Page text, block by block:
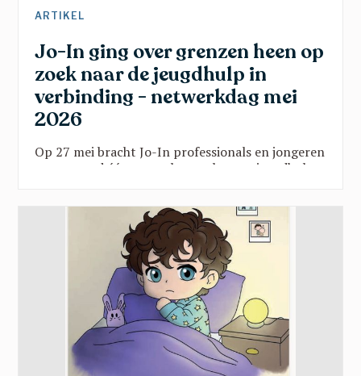
ARTIKEL
Jo-In ging over grenzen heen op
zoek naar de jeugdhulp in
verbinding - netwerkdag mei
2026
Op 27 mei bracht Jo-In professionals en jongeren
samen rond één vraag: hoe maken we jeugdhulp
doorbreek verkokering, geef jongeren een stem
en zet hun talenten centraal. Een inspirerende
namiddag vol scherpe inzichten en hoopvolle
perspectieven.